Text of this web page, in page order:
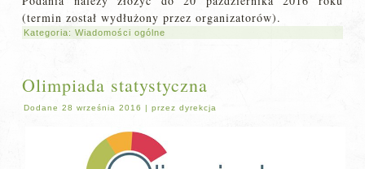
(termin został wydłużony przez organizatorów).
Kategoria:Wiadomości ogólne
Olimpiada statystyczna
Dodane 28 września 2016 |przez dyrekcja